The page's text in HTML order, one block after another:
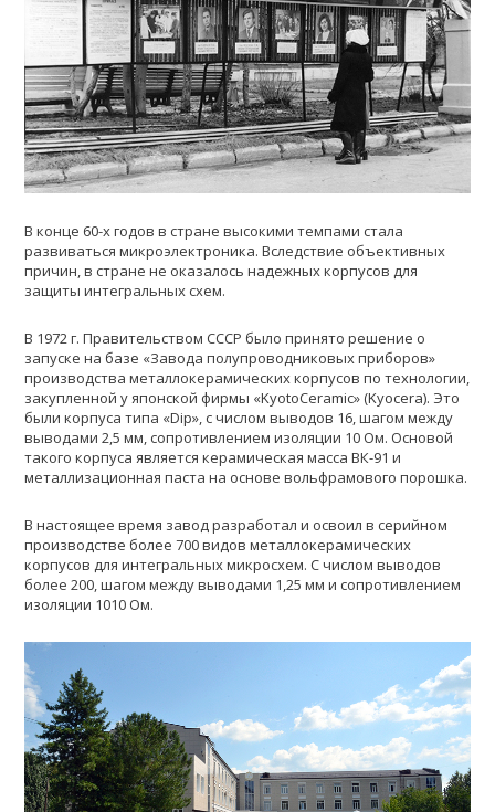
В конце 60-х годов в стране высокими темпами стала
развиваться микроэлектроника. Вследствие объективных
причин, в стране не оказалось надежных корпусов для
защиты интегральных схем.
В 1972 г. Правительством СССР было принято решение о
запуске на базе «Завода полупроводниковых приборов»
производства металлокерамических корпусов по технологии,
закупленной у японской фирмы «KyotoCeramic» (Kyocera). Это
были корпуса типа «Dip», с числом выводов 16, шагом между
выводами 2,5 мм, сопротивлением изоляции 10 Ом. Основой
такого корпуса является керамическая масса ВК-91 и
металлизационная паста на основе вольфрамового порошка.
В настоящее время завод разработал и освоил в серийном
производстве более 700 видов металлокерамических
корпусов для интегральных микросхем. С числом выводов
более 200, шагом между выводами 1,25 мм и сопротивлением
изоляции 1010 Ом.